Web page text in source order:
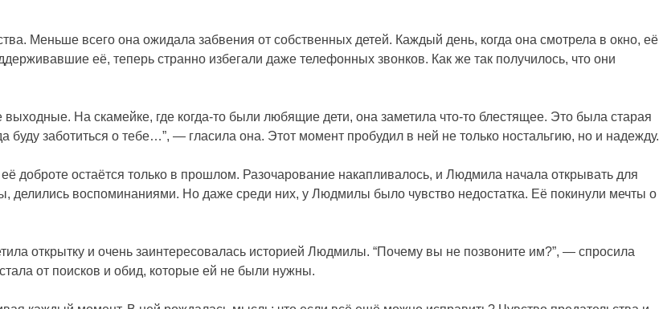
Меньше всего она ожидала забвения от собственных детей. Каждый день, когда она смотрела в окно, её
её, теперь странно избегали даже телефонных звонков. Как же так получилось, что они
На скамейке, где когда-то были любящие дети, она заметила что-то блестящее. Это была старая
заботиться о тебе…”, — гласила она. Этот момент пробудил в ней не только ностальгию, но и надежду.
доброте остаётся только в прошлом. Разочарование накапливалось, и Людмила начала открывать для
делились воспоминаниями. Но даже среди них, у Людмилы было чувство недостатка. Её покинули мечты о
открытку и очень заинтересовалась историей Людмилы. “Почему вы не позвоните им?”, — спросила
от поисков и обид, которые ей не были нужны.